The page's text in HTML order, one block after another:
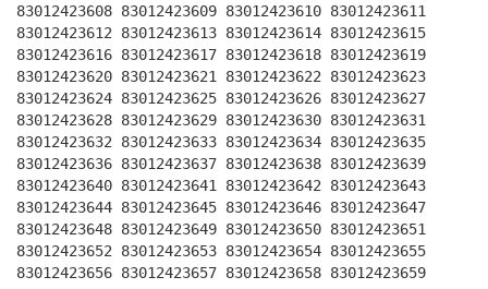
83012423608 83012423609 83012423610 83012423611
83012423612 83012423613 83012423614 83012423615
83012423616 83012423617 83012423618 83012423619
83012423620 83012423621 83012423622 83012423623
83012423624 83012423625 83012423626 83012423627
83012423628 83012423629 83012423630 83012423631
83012423632 83012423633 83012423634 83012423635
83012423636 83012423637 83012423638 83012423639
83012423640 83012423641 83012423642 83012423643
83012423644 83012423645 83012423646 83012423647
83012423648 83012423649 83012423650 83012423651
83012423652 83012423653 83012423654 83012423655
83012423656 83012423657 83012423658 83012423659